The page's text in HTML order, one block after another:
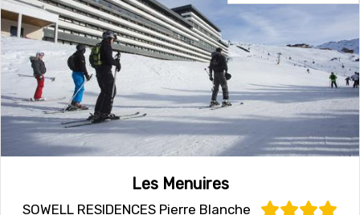
Les Menuires
SOWELL RESIDENCES Pierre Blanche